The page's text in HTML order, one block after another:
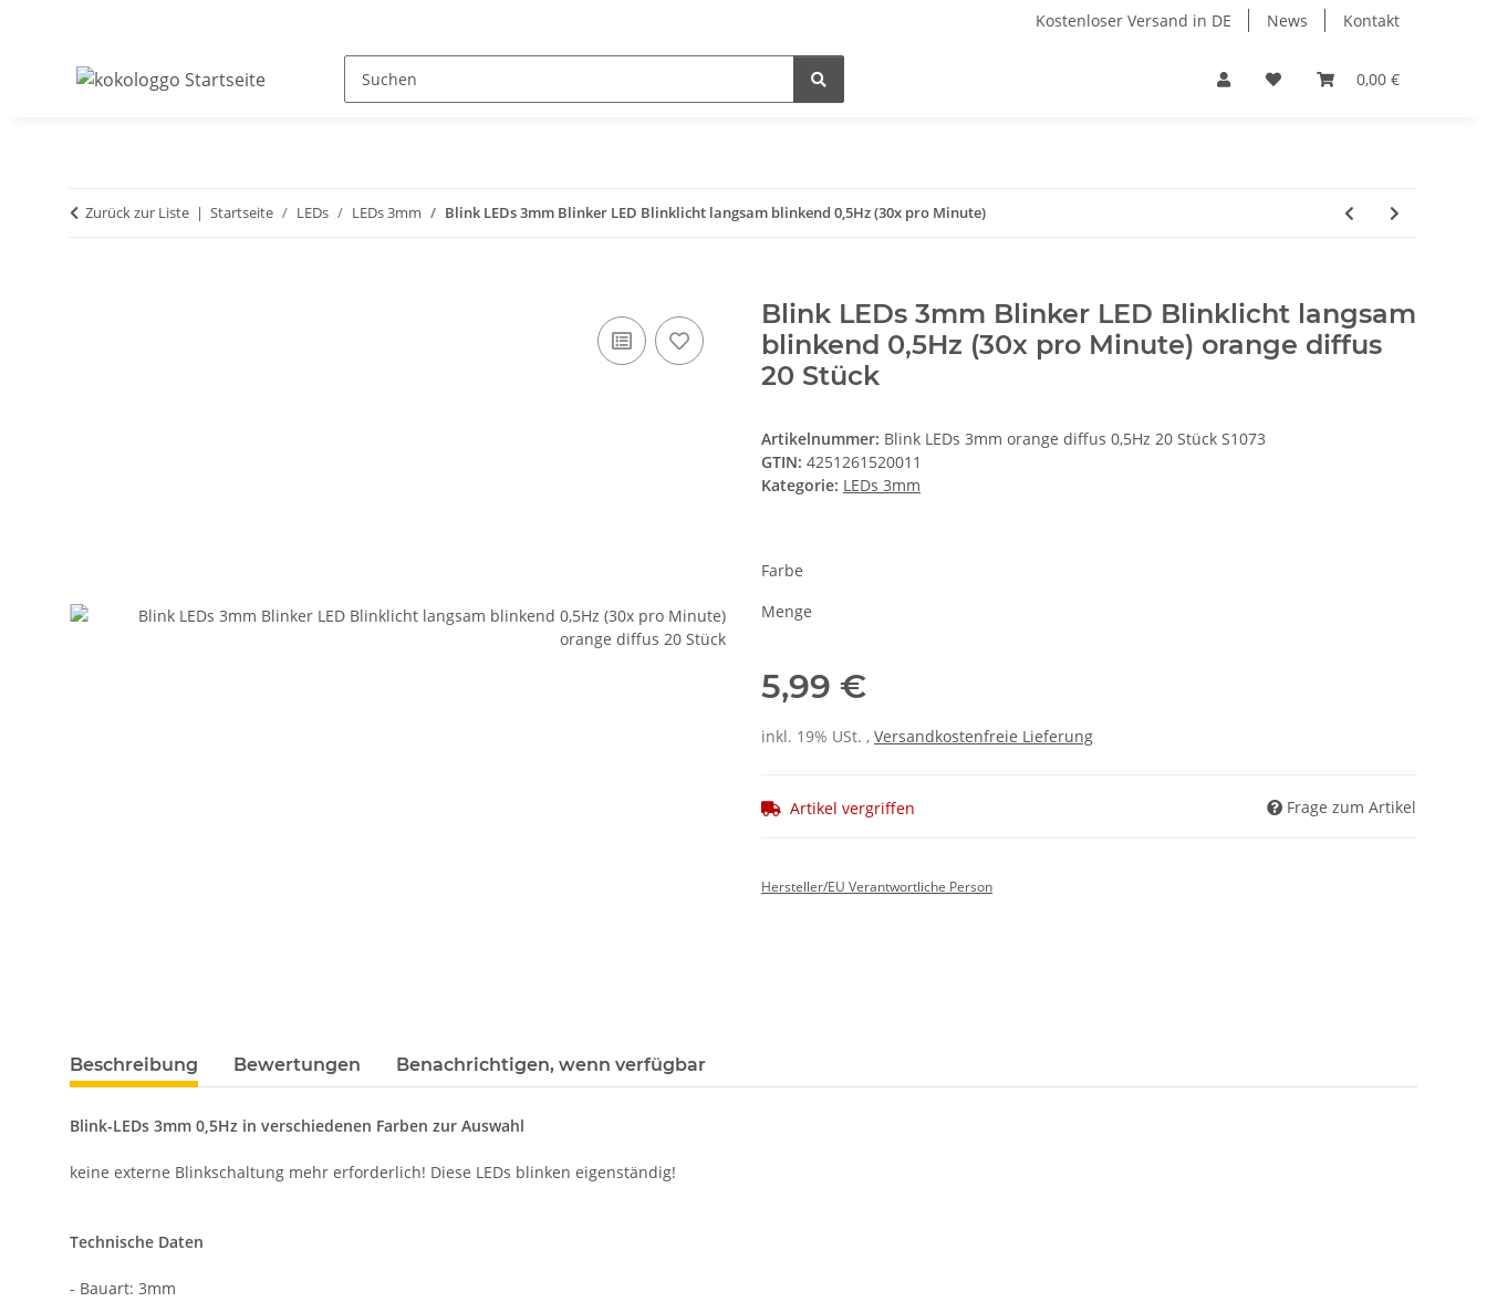
Kostenloser Versand in DE News Kontakt
0,00 €
Zurück zur Liste Startseite LEDs LEDs 3mm Blink LEDs 3mm Blinker LED Blinklicht langsam blinkend 0,5Hz (30x pro Minute)
Blink LEDs 3mm Blinker LED Blinklicht langsam
blinkend 0,5Hz (30x pro Minute) orange diffus
20 Stück
Artikelnummer: Blink LEDs 3mm orange diffus 0,5Hz 20 Stück S1073
GTIN: 4251261520011
Kategorie: LEDs 3mm
Farbe
Menge
5,99 €
inkl. 19% USt. , Versandkostenfreie Lieferung
Artikel vergriffen Frage zum Artikel
Hersteller/EU Verantwortliche Person
weitere Registerkarten anzeigen
Beschreibung Bewertungen Benachrichtigen, wenn verfügbar
Blink-LEDs 3mm 0,5Hz in verschiedenen Farben zur Auswahl
keine externe Blinkschaltung mehr erforderlich! Diese LEDs blinken eigenständig!
Technische Daten
- Bauart: 3mm